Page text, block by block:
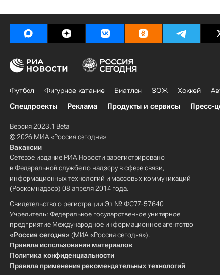
Футбол Фигурное катание Биатлон ЗОЖ Хоккей
Спецпроекты
Реклама Продукты и сервисы Пресс-
Версия 2023.1 Beta
© 2026 МИА «Россия сегодня»
Вакансии
Сетевое издание РИА Новости зарегистрировано
в Федеральной службе по надзору в сфере связи,
информационных технологий и массовых коммуникаций
(Роскомнадзор) 08 апреля 2014 года.
Свидетельство о регистрации Эл № ФС77-57640
Учредитель: Федеральное государственное унитарное
предприятие Международное информационное агентство
«Россия сегодня» (МИА «Россия сегодня»).
Правила использования материалов
Политика конфиденциальности
Правила применения рекомендательных технологий